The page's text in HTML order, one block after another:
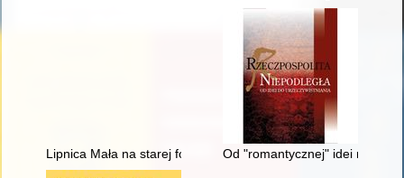
Lipnica Mała na starej fotografiiOd "romantycznej" idei